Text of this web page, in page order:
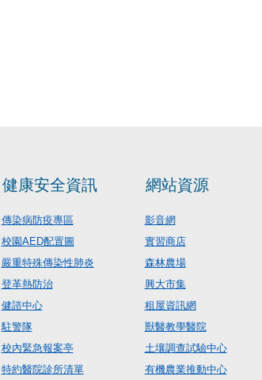
健康安全資訊
傳染病防疫專區
校園AED配置圖
嚴重特殊傳染性肺炎
登革熱防治
健諮中心
駐警隊
校內緊急報案亭
特約醫院診所清單
網站資源
影音網
實習商店
森林農場
興大市集
租屋資訊網
獸醫教學醫院
土壤調查試驗中心
有機農業推動中心